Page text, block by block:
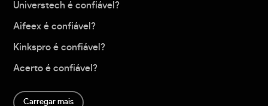
Universtech é confiável?
Aifeex é confiável?
Kinkspro é confiável?
Acerto é confiável?
Carregar mais